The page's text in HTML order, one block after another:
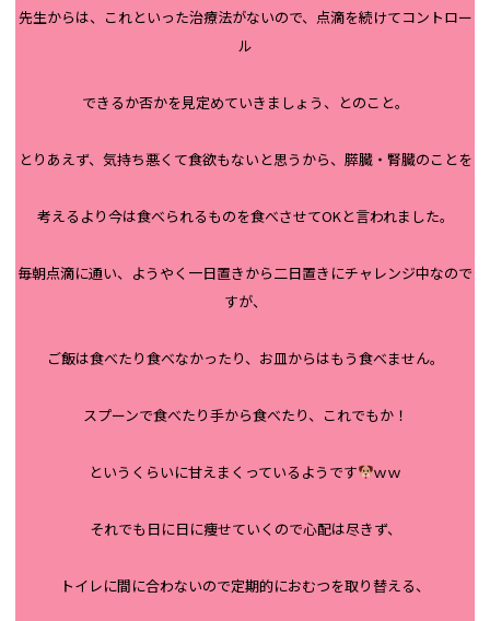
先生からは、これといった治療法がないので、点滴を続けてコントロー
ル
できるか否かを見定めていきましょう、とのこと。
とりあえず、気持ち悪くて食欲もないと思うから、膵臓・腎臓のことを
考えるより今は食べられるものを食べさせてOKと言われました。
毎朝点滴に通い、ようやく一日置きから二日置きにチャレンジ中なので
すが、
ご飯は食べたり食べなかったり、お皿からはもう食べません。
スプーンで食べたり手から食べたり、これでもか！
というくらいに甘えまくっているようです ｗｗ
それでも日に日に痩せていくので心配は尽きず、
トイレに間に合わないので定期的におむつを取り替える、